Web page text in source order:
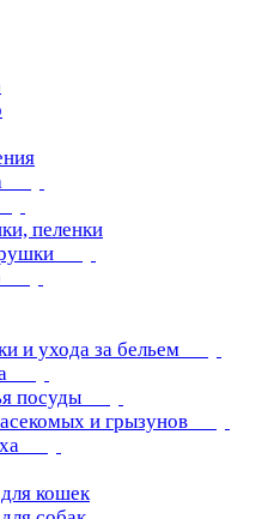
пеленки
и ухода за бельем
посуды
и грызунов
кошек